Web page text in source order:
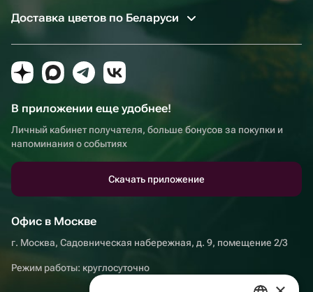
Доставка цветов по Беларуси
В приложении еще удобнее!
Личный кабинет получателя, больше бонусов за покупки и
напоминания о событиях
Скачать приложение
Офис в Москве
г. Москва, Садовническая набережная, д. 9, помещение 2/3
Режим работы: круглосуточно